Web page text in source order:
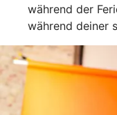
während der
während deiner